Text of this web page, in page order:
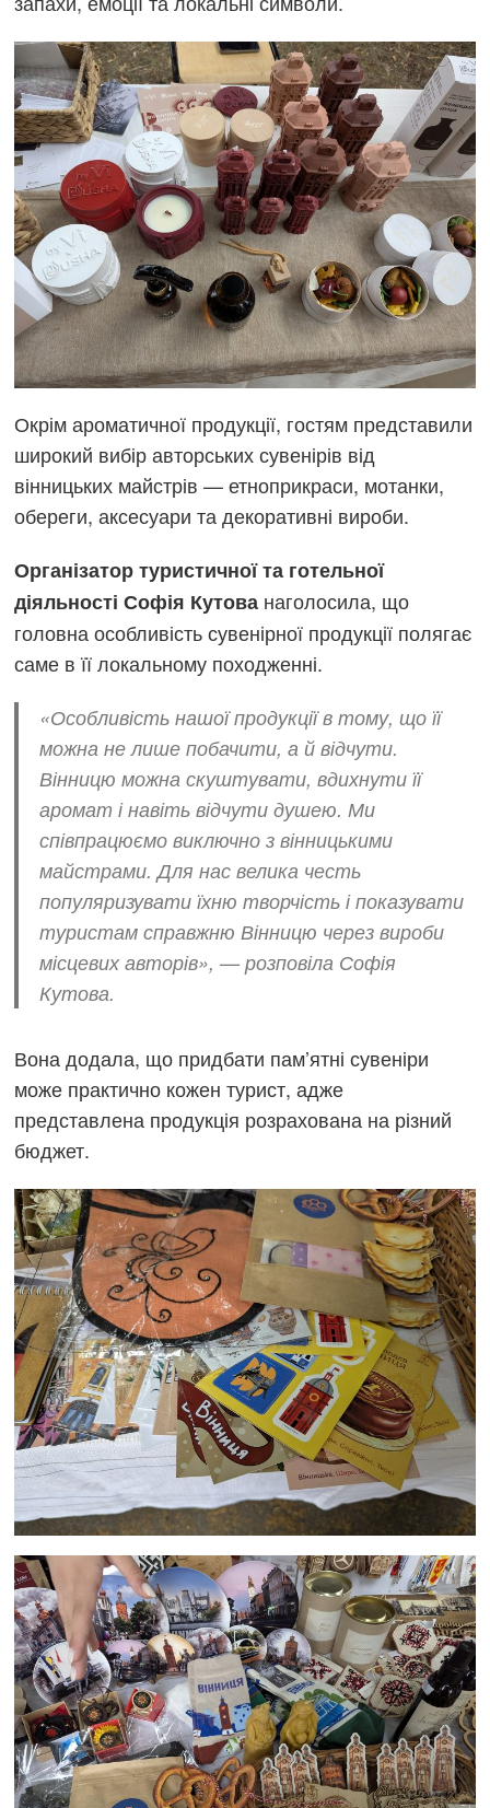
Окрім ароматичної продукції, гостям представили
широкий вибір авторських сувенірів від
вінницьких майстрів — етноприкраси, мотанки,
обереги, аксесуари та декоративні вироби.
Організатор туристичної та готельної
діяльності Софія Кутова наголосила, що
головна особливість сувенірної продукції полягає
саме в її локальному походженні.
«Особливість нашої продукції в тому, що її
можна не лише побачити, а й відчути.
Вінницю можна скуштувати, вдихнути її
аромат і навіть відчути душею. Ми
співпрацюємо виключно з вінницькими
майстрами. Для нас велика честь
популяризувати їхню творчість і показувати
туристам справжню Вінницю через вироби
місцевих авторів», — розповіла Софія
Кутова.
Вона додала, що придбати пам’ятні сувеніри
може практично кожен турист, адже
представлена продукція розрахована на різний
бюджет.